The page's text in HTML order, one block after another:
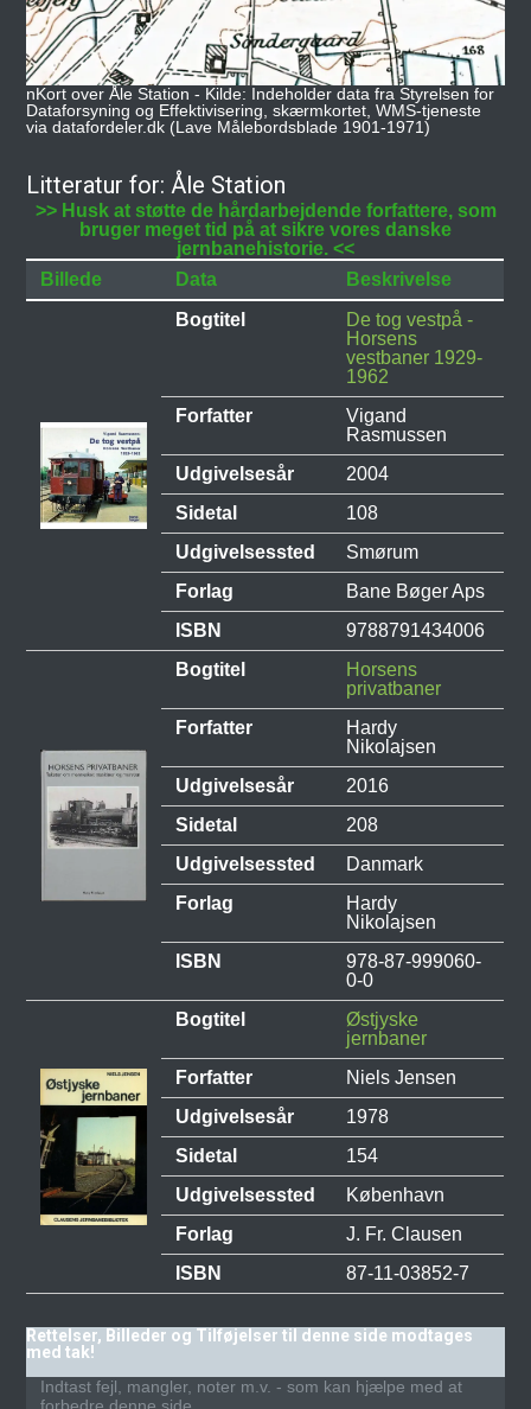
nKort over Åle Station - Kilde: Indeholder data fra Styrelsen for
Dataforsyning og Effektivisering, skærmkortet, WMS-tjeneste
via datafordeler.dk (Lave Målebordsblade 1901-1971)
Litteratur for: Åle Station
>> Husk at støtte de hårdarbejdende forfattere, som
bruger meget tid på at sikre vores danske
jernbanehistorie. <<
Billede
Data
Beskrivelse
Bogtitel
De tog vestpå -
Horsens
vestbaner 1929-
1962
Forfatter
Vigand
Rasmussen
Udgivelsesår
2004
Sidetal
108
Udgivelsessted
Smørum
Forlag
Bane Bøger Aps
ISBN
9788791434006
Bogtitel
Horsens
privatbaner
Forfatter
Hardy
Nikolajsen
Udgivelsesår
2016
Sidetal
208
Udgivelsessted
Danmark
Forlag
Hardy
Nikolajsen
ISBN
978-87-999060-
0-0
Bogtitel
Østjyske
jernbaner
Forfatter
Niels Jensen
Udgivelsesår
1978
Sidetal
154
Udgivelsessted
København
Forlag
J. Fr. Clausen
ISBN
87-11-03852-7
Rettelser, Billeder og Tilføjelser til denne side modtages
med tak!